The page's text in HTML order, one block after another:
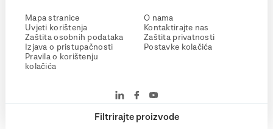
Filtrirajte proizvode
Mapa stranice
Uvjeti korištenja
Zaštita osobnih podataka
Izjava o pristupačnosti
Pravila o korištenju
kolačića
O nama
Kontaktirajte nas
Zaštita privatnosti
Postavke kolačića